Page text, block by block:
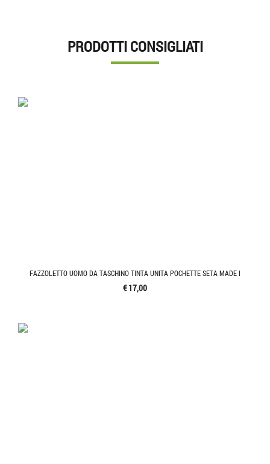
PRODOTTI CONSIGLIATI
FAZZOLETTO UOMO DA TASCHINO TINTA UNITA POCHETTE SETA MADE I
€ 17,00